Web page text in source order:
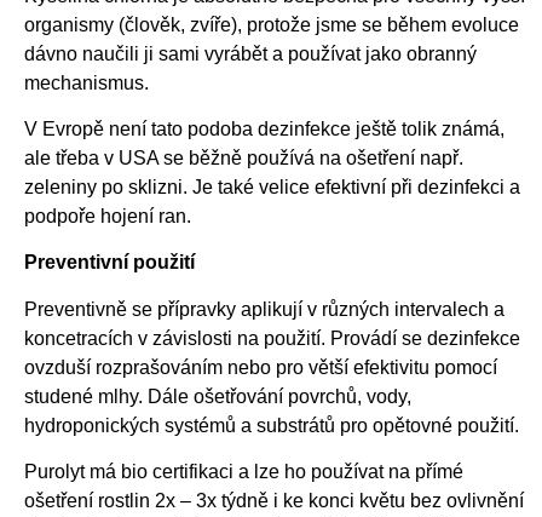
organismy (člověk, zvíře), protože jsme se během evoluce
dávno naučili ji sami vyrábět a používat jako obranný
mechanismus.
V Evropě není tato podoba dezinfekce ještě tolik známá,
ale třeba v USA se běžně používá na ošetření např.
zeleniny po sklizni. Je také velice efektivní při dezinfekci a
podpoře hojení ran.
Preventivní použití
Preventivně se přípravky aplikují v různých intervalech a
koncetracích v závislosti na použití. Provádí se dezinfekce
ovzduší rozprašováním nebo pro větší efektivitu pomocí
studené mlhy. Dále ošetřování povrchů, vody,
hydroponických systémů a substrátů pro opětovné použití.
Purolyt má bio certifikaci a lze ho používat na přímé
ošetření rostlin 2x – 3x týdně i ke konci květu bez ovlivnění